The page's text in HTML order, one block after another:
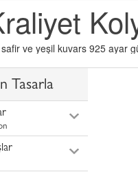
ve yeşil kuvars 925 ayar
Tasarla